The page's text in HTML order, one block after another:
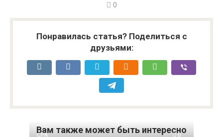
0
Понравилась статья? Поделиться с
друзьями:
Вам также может быть интересно
CPA 0